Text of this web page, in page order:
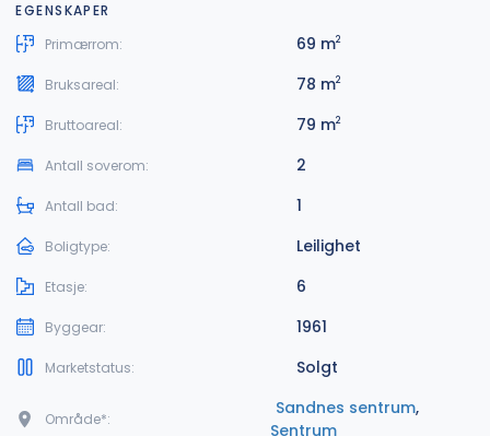
EGENSKAPER
Primærrom:
69 m2
Bruksareal: 78 m2
Bruttoareal: 79 m2
Antall soverom: 2
Antall bad: 1
Boligtype: Leilighet
Etasje: 6
Byggear: 1961
Marketstatus: Solgt
Område*:
Sandnes sentrum,
Sentrum